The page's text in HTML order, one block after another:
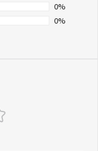
0%
0%